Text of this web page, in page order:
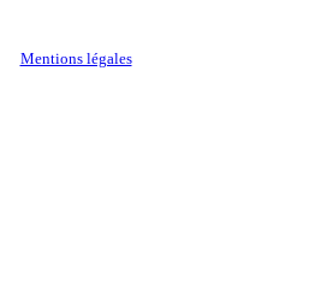
Mentions légales